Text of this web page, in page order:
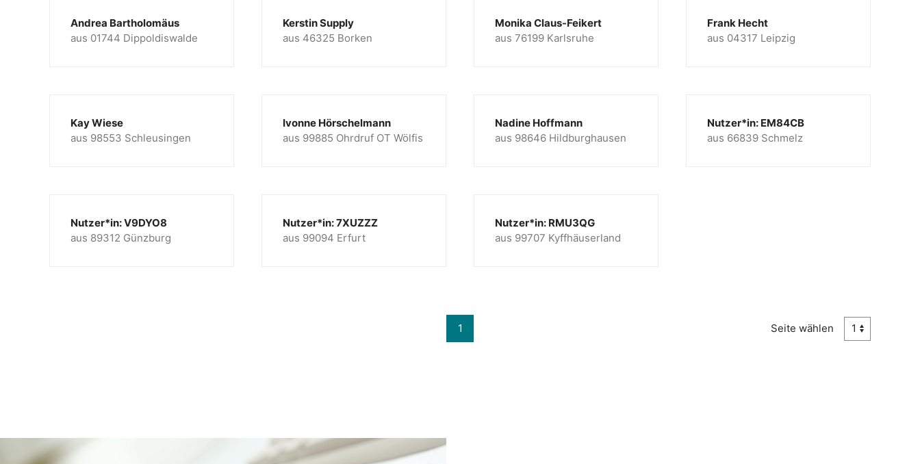
Andrea Bartholomäus
aus 01744 Dippoldiswalde
Kerstin Supply
aus 46325 Borken
Monika Claus-Feikert
aus 76199 Karlsruhe
Frank Hecht
aus 04317 Leipzig
Kay Wiese
aus 98553 Schleusingen
Ivonne Hörschelmann
aus 99885 Ohrdruf OT Wölfis
Nadine Hoffmann
aus 98646 Hildburghausen
Nutzer*in: EM84CB
aus 66839 Schmelz
Nutzer*in: V9DYO8
aus 89312 Günzburg
Nutzer*in: 7XUZZZ
aus 99094 Erfurt
Nutzer*in: RMU3QG
aus 99707 Kyffhäuserland
1 Seite wählen